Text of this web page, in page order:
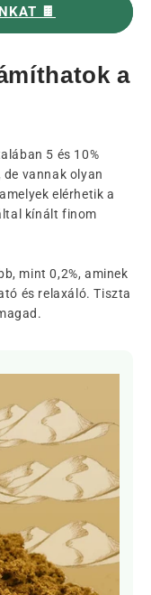
🍫
a
5 és 10%
vannak olyan
elérhetik a
kínált finom
mint 0,2%, aminek
és relaxáló. Tiszta